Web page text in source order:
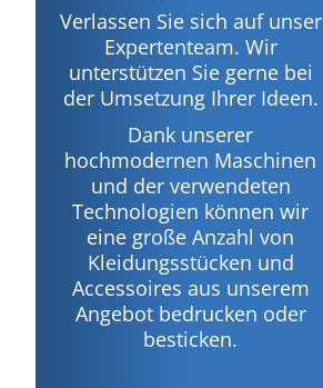
Verlassen Sie sich auf unser
Expertenteam. Wir
unterstützen Sie gerne bei
der Umsetzung Ihrer Ideen.
Dank unserer
hochmodernen Maschinen
und der verwendeten
Technologien können wir
eine große Anzahl von
Kleidungsstücken und
Accessoires aus unserem
Angebot bedrucken oder
besticken.